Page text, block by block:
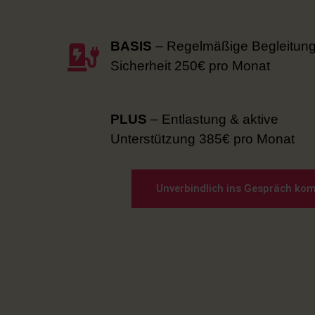
BASIS – Regelmäßige
Sicherheit 250€ pro Monat
PLUS – Entlastung & aktive
Unterstützung 385€ pro Monat
Unverbindlich ins Gespräch